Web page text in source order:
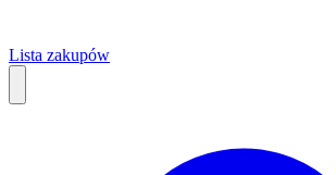
Lista zakupów